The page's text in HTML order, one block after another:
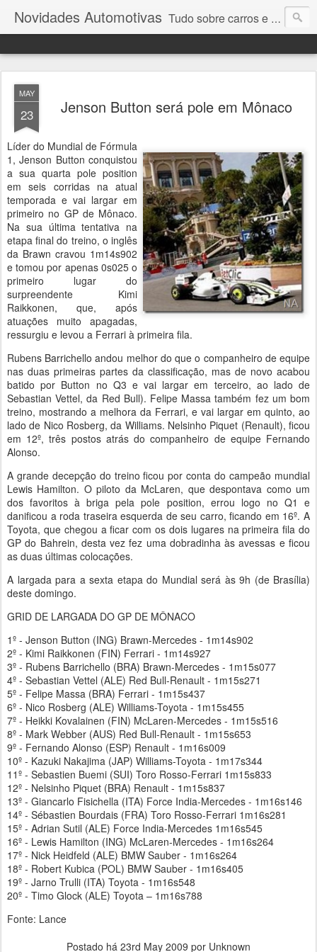
Novidades Automotivas Tudo sobre carros e motores
MAY
23 Jenson Button será pole em Mônaco
Líder do Mundial de Fórmula
1, Jenson Button conquistou
a sua quarta pole position
em seis corridas na atual
temporada e vai largar em
primeiro no GP de Mônaco.
Na sua última tentativa na
etapa final do treino, o inglês
da Brawn cravou 1m14s902
e tomou por apenas 0s025 o
primeiro lugar do
surpreendente Kimi
Raikkonen, que, após
atuações muito apagadas,
ressurgiu e levou a Ferrari à primeira fila.
Rubens Barrichello andou melhor do que o companheiro de equipe
nas duas primeiras partes da classificação, mas de novo acabou
batido por Button no Q3 e vai largar em terceiro, ao lado de
Sebastian Vettel, da Red Bull). Felipe Massa também fez um bom
treino, mostrando a melhora da Ferrari, e vai largar em quinto, ao
lado de Nico Rosberg, da Williams. Nelsinho Piquet (Renault), ficou
em 12º, três postos atrás do companheiro de equipe Fernando
Alonso.
A grande decepção do treino ficou por conta do campeão mundial
Lewis Hamilton. O piloto da McLaren, que despontava como um
dos favoritos à briga pela pole position, errou logo no Q1 e
danificou a roda traseira esquerda de seu carro, ficando em 16º. A
Toyota, que chegou a ficar com os dois lugares na primeira fila do
GP do Bahrein, desta vez fez uma dobradinha às avessas e ficou
as duas últimas colocações.
A largada para a sexta etapa do Mundial será às 9h (de Brasília)
deste domingo.
GRID DE LARGADA DO GP DE MÔNACO
1º - Jenson Button (ING) Brawn-Mercedes - 1m14s902
2º - Kimi Raikkonen (FIN) Ferrari - 1m14s927
3º - Rubens Barrichello (BRA) Brawn-Mercedes - 1m15s077
4º - Sebastian Vettel (ALE) Red Bull-Renault - 1m15s271
5º - Felipe Massa (BRA) Ferrari - 1m15s437
6º - Nico Rosberg (ALE) Williams-Toyota - 1m15s455
7º - Heikki Kovalainen (FIN) McLaren-Mercedes - 1m15s516
8º - Mark Webber (AUS) Red Bull-Renault - 1m15s653
9º - Fernando Alonso (ESP) Renault - 1m16s009
10º - Kazuki Nakajima (JAP) Williams-Toyota - 1m17s344
11º - Sebastien Buemi (SUI) Toro Rosso-Ferrari 1m15s833
12º - Nelsinho Piquet (BRA) Renault - 1m15s837
13º - Giancarlo Fisichella (ITA) Force India-Mercedes - 1m16s146
14º - Sébastien Bourdais (FRA) Toro Rosso-Ferrari 1m16s281
15º - Adrian Sutil (ALE) Force India-Mercedes 1m16s545
16º - Lewis Hamilton (ING) McLaren-Mercedes - 1m16s264
17º - Nick Heidfeld (ALE) BMW Sauber - 1m16s264
18º - Robert Kubica (POL) BMW Sauber - 1m16s405
19º - Jarno Trulli (ITA) Toyota - 1m16s548
20º - Timo Glock (ALE) Toyota – 1m16s788
Fonte: Lance
Postado há 23rd May 2009 por Unknown